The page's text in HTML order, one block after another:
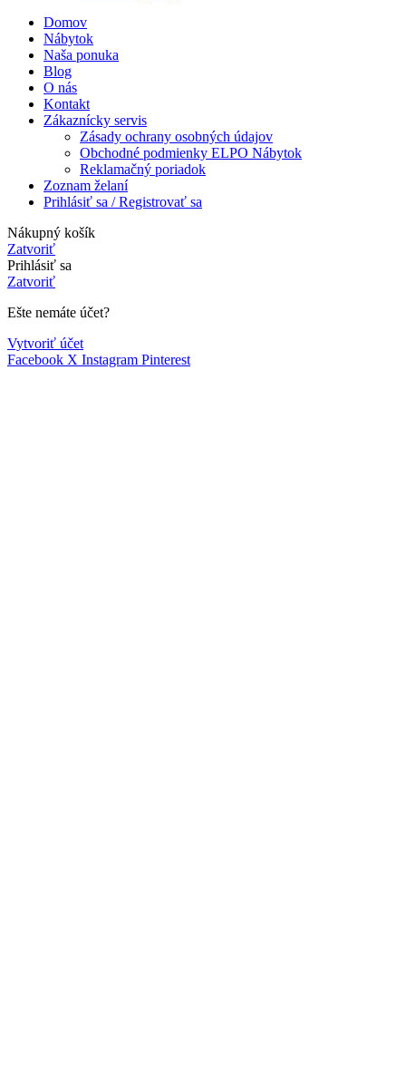
Domov
Nábytok
Naša ponuka
Blog
O nás
Kontakt
Zákaznícky servis
Zásady ochrany osobných údajov
Obchodné podmienky ELPO Nábytok
Reklamačný poriadok
Zoznam želaní
Prihlásiť sa / Registrovať sa
Nákupný košík
Zatvoriť
Prihlásiť sa
Zatvoriť
Ešte nemáte účet?
Vytvoriť účet
Facebook X Instagram Pinterest